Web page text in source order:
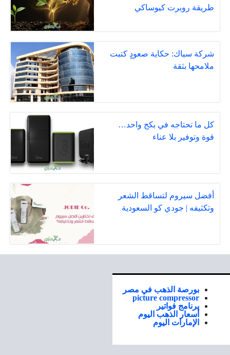
طريقة روبرت كيوساكي
شركة سياك: حكاية صعودٍ كتبت
ملامحها بثقة
كل ما تحتاجه في بكج واحد…
قوة وتوفير بلا عناء
أفضل سيروم لتساقط الشعر
وتكثيفه | جودي كو السعودية
بورصة الذهب في مصر
picture compressor
برنامج فواتير
أسعار الذهب اليوم
الإمارات اليوم